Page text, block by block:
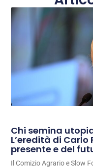
Chi semina
L’eredità di
presente e del
Il Comizio Agrario e Slow